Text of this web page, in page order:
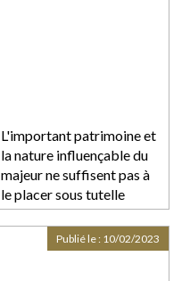
L'important patrimoine et
la nature influençable du
majeur ne suffisent pas à
le placer sous tutelle
Publié le : 10/02/2023